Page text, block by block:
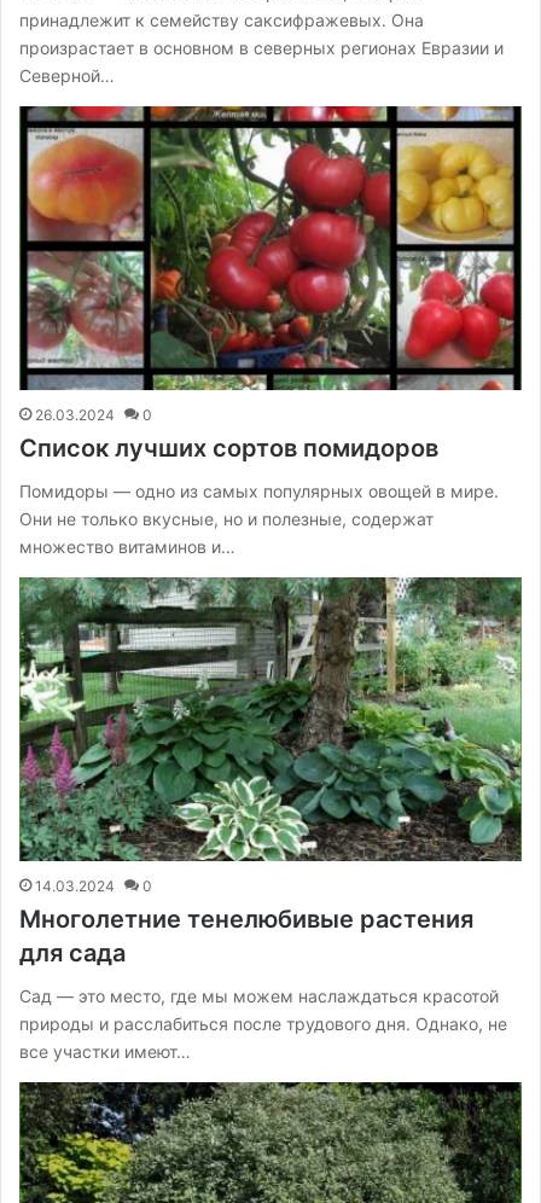
принадлежит к семейству саксифражевых. Она
произрастает в основном в северных регионах Евразии и
Северной…
26.03.2024 0
Список лучших сортов помидоров
Помидоры — одно из самых популярных овощей в мире.
Они не только вкусные, но и полезные, содержат
множество витаминов и…
14.03.2024 0
Многолетние тенелюбивые растения
для сада
Сад — это место, где мы можем наслаждаться красотой
природы и расслабиться после трудового дня. Однако, не
все участки имеют…